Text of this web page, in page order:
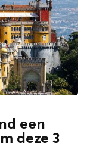
een
deze 3